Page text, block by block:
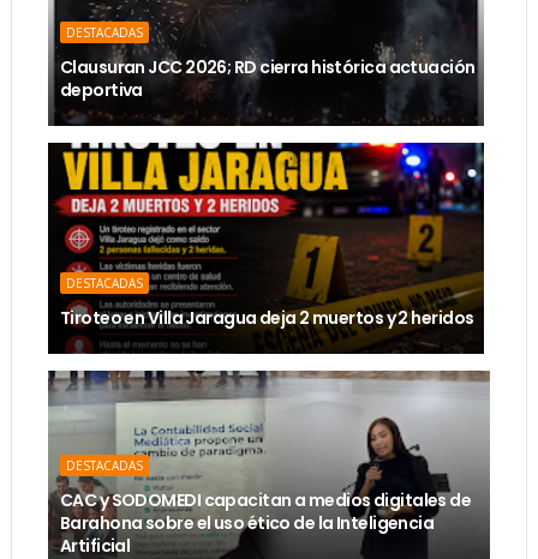
DESTACADAS
Clausuran JCC 2026; RD cierra histórica actuación
deportiva
DESTACADAS
Tiroteo en Villa Jaragua deja 2 muertos y 2 heridos
DESTACADAS
CAC y SODOMEDI capacitan a medios digitales de
Barahona sobre el uso ético de la Inteligencia
Artificial